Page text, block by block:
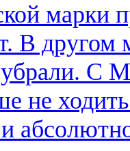
марки
В другом
С
не